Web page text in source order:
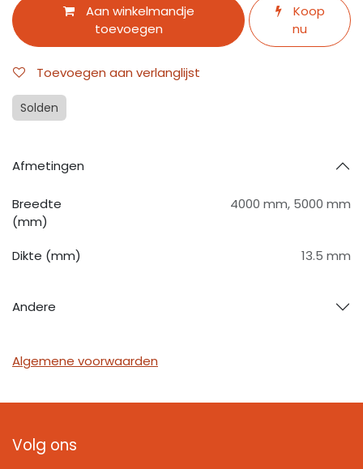
Aan winkelmandje
toevoegen
Koop
nu
Toevoegen aan verlanglijst
Solden
Afmetingen
Breedte
(mm)
4000 mm, 5000 mm
Dikte (mm) 13.5 mm
Andere
Algemene voorwaarden
Volg ons